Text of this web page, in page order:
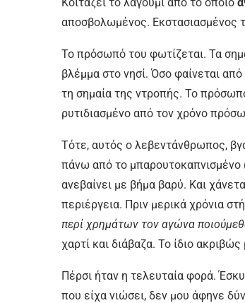
αποσβολωμένος. Eκστασιασμένος
Το πρόσωπό του φωτίζεται. Τα
βλέμμα στο νησί. Όσο φαίνεται
τη σημαία της ντροπής. Το
ρυτιδιασμένο από τον χρόνο
Τότε, αυτός ο λεβεντάνθρωπος,
πάνω από το μπαρουτοκαπνισμένο
ανεβαίνει με βήμα βαρύ. Και
περιέργεια. Πριν μερικά χρόνια
περί χρημάτων τον αγώνα
χαρτί και διάβαζα. Το ίδιο
Πέρσι ήταν η τελευταία φορά.
που είχα νιώσει, δεν μου άφηνε